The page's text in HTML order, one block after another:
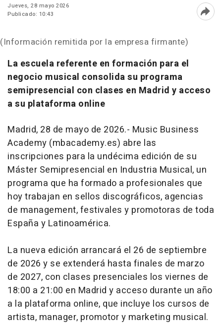
Jueves, 28 mayo 2026
Publicado: 10:43
(Información remitida por la empresa firmante)
La escuela referente en formación para el
negocio musical consolida su programa
semipresencial con clases en Madrid y acceso
a su plataforma online
Madrid, 28 de mayo de 2026.- Music Business
Academy (mbacademy.es) abre las
inscripciones para la undécima edición de su
Máster Semipresencial en Industria Musical, un
programa que ha formado a profesionales que
hoy trabajan en sellos discográficos, agencias
de management, festivales y promotoras de toda
España y Latinoamérica.
La nueva edición arrancará el 26 de septiembre
de 2026 y se extenderá hasta finales de marzo
de 2027, con clases presenciales los viernes de
18:00 a 21:00 en Madrid y acceso durante un año
a la plataforma online, que incluye los cursos de
artista, manager, promotor y marketing musical.